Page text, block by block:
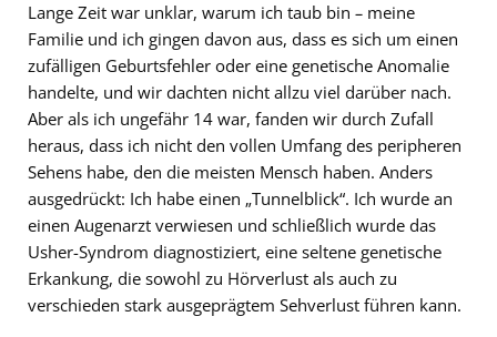
Lange Zeit war unklar, warum ich taub bin – meine
Familie und ich gingen davon aus, dass es sich um einen
zufälligen Geburtsfehler oder eine genetische Anomalie
handelte, und wir dachten nicht allzu viel darüber nach.
Aber als ich ungefähr 14 war, fanden wir durch Zufall
heraus, dass ich nicht den vollen Umfang des peripheren
Sehens habe, den die meisten Mensch haben. Anders
ausgedrückt: Ich habe einen „Tunnelblick“. Ich wurde an
einen Augenarzt verwiesen und schließlich wurde das
Usher-Syndrom diagnostiziert, eine seltene genetische
Erkankung, die sowohl zu Hörverlust als auch zu
verschieden stark ausgeprägtem Sehverlust führen kann.